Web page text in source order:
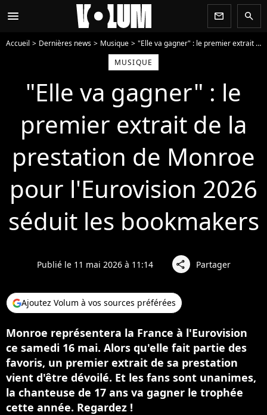
menu newsletter search
Accueil Dernières news Musique
"Elle va gagner" : le premier extrait de la prestation de Monroe pour l'Eurovision 2026 séduit les bookmakers
MUSIQUE
"Elle va gagner" : le
premier extrait de la
prestation de Monroe
pour l'Eurovision 2026
séduit les bookmakers
Publié le 11 mai 2026 à 11:14 share Partager
Ajoutez Volum à vos sources préférées
Monroe représentera la France à l'Eurovision
ce samedi 16 mai. Alors qu'elle fait partie des
favoris, un premier extrait de sa prestation
vient d'être dévoilé. Et les fans sont unanimes,
la chanteuse de 17 ans va gagner le trophée
cette année. Regardez !